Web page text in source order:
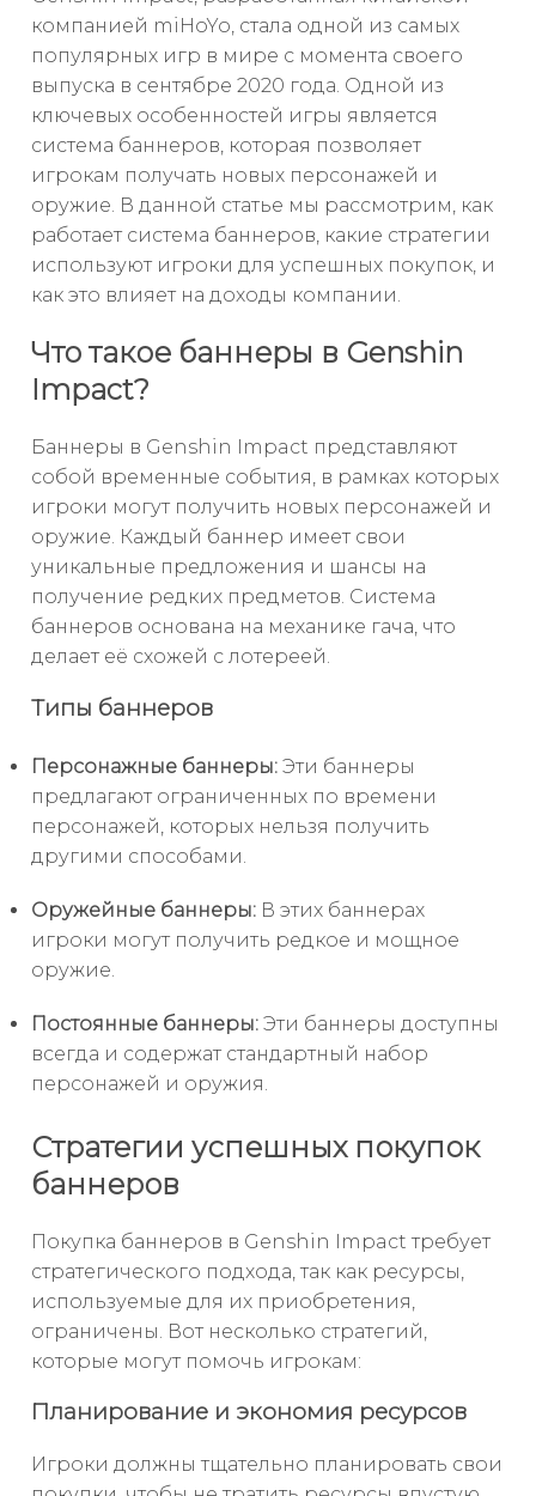
компанией miHoYo, стала одной из самых
популярных игр в мире с момента своего
выпуска в сентябре 2020 года. Одной из
ключевых особенностей игры является
система баннеров, которая позволяет
игрокам получать новых персонажей и
оружие. В данной статье мы рассмотрим, как
работает система баннеров, какие стратегии
используют игроки для успешных покупок, и
как это влияет на доходы компании.
Что такое баннеры в Genshin
Impact?
Баннеры в Genshin Impact представляют
собой временные события, в рамках которых
игроки могут получить новых персонажей и
оружие. Каждый баннер имеет свои
уникальные предложения и шансы на
получение редких предметов. Система
баннеров основана на механике гача, что
делает её схожей с лотереей.
Типы баннеров
Персонажные баннеры: Эти баннеры
предлагают ограниченных по времени
персонажей, которых нельзя получить
другими способами.
Оружейные баннеры: В этих баннерах
игроки могут получить редкое и мощное
оружие.
Постоянные баннеры: Эти баннеры доступны
всегда и содержат стандартный набор
персонажей и оружия.
Стратегии успешных покупок
баннеров
Покупка баннеров в Genshin Impact требует
стратегического подхода, так как ресурсы,
используемые для их приобретения,
ограничены. Вот несколько стратегий,
которые могут помочь игрокам:
Планирование и экономия ресурсов
Игроки должны тщательно планировать свои